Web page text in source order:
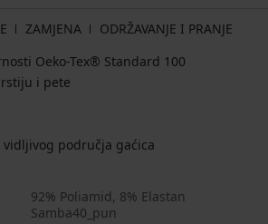
ZAMJENA
ODRŽAVANJE I PRANJE
Oeko-Tex® Standard 100
i pete
područja gaćica
92% Poliamid, 8% Elastan
Samba40_pun